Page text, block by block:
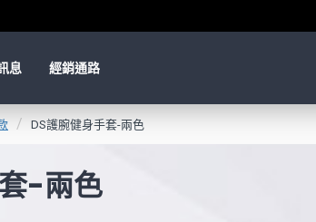
息 經銷通路
DS護腕健身手套-兩色
-兩色